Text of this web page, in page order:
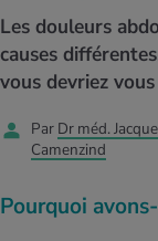
et intolérances
ACTUELS DANS
d’hiver
ACTUELS DANS
Calculer la
au quotidien
de relaxation
ACTUELS DANS
Travail et
médical
spécialisée
des femmes
ACTUELS DANS
ACTUELS DANS LE
Offres
Les douleurs
causes
vous devriez
Par Dr méd.
Camenzind
Pourquoi